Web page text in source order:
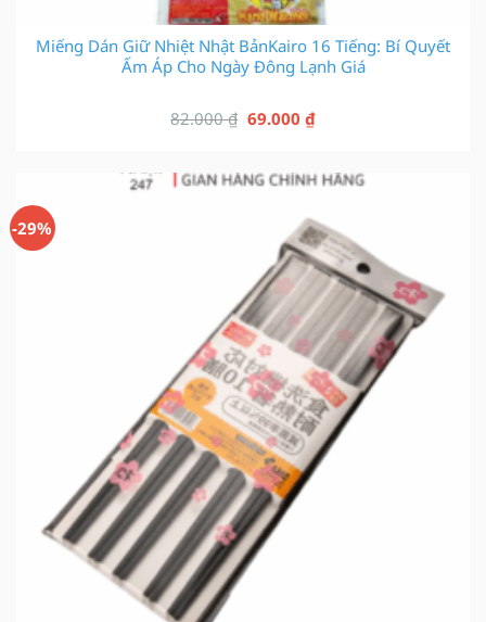
Miếng Dán Giữ Nhiệt Nhật BảnKairo 16 Tiếng: Bí Quyết
Ấm Áp Cho Ngày Đông Lạnh Giá
82.000₫ Giá
là:
69.000 ₫Giá
tại
69.000 ₫.
-29%